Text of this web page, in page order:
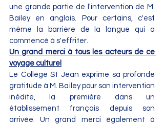
une grande partie de l'intervention de M.
Bailey en anglais. Pour certains, c'est
même la barrière de la langue qui a
commencé à s'effriter.
Un grand merci à tous les acteurs de ce
voyage culturel
Le Collège St Jean exprime sa profonde
gratitude à M. Bailey pour son intervention
inédite, la première dans un
établissement français depuis son
arrivée. Un grand merci également à